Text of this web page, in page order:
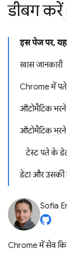
डीबग करें
इस पेज पर, यह
खास जानकारी
Chrome में पते
ऑटोमैटिक भरने
ऑटोमैटिक भरने
टेस्ट पते के
डेटा और उसकी
Sofia
Chrome में सेव